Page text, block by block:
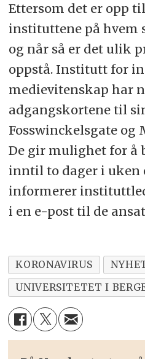
Ettersom det er opp
instituttene på hvem
og når så er det ulik
oppstå. Institutt for
medievitenskap har
adgangskortene til
Fosswinckelsgate og
De gir mulighet for å
inntil to dager i uken
informerer
i en e-post til de
KORONAVIRUS
UNIVERSITETET I